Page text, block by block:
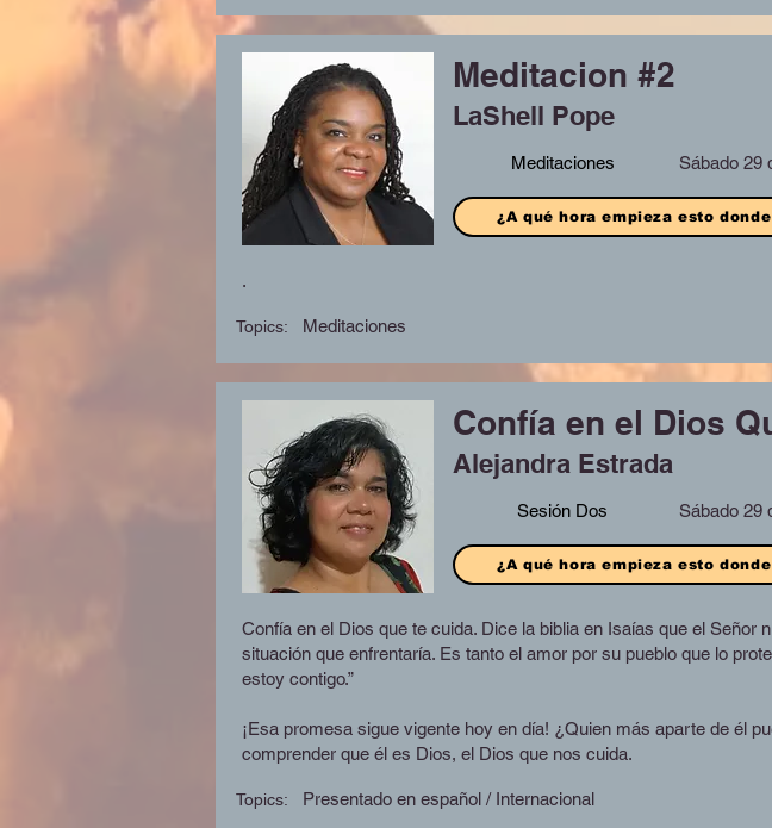
Meditacion #2
LaShell Pope
Meditaciones Sábado 29
¿A qué hora empieza esto
.
Meditaciones
Topics:
Confía en el Dios
Alejandra Estrada
Sesión Dos Sábado 29
¿A qué hora empieza esto
Confía en el Dios que te cuida. Dice la biblia en Isaías que el
situación que enfrentaría. Es tanto el amor por su pueblo que lo
estoy contigo.”
¡Esa promesa sigue vigente hoy en día! ¿Quien más aparte de él
comprender que él es Dios, el Dios que nos cuida.
Presentado en español / Internacional
Topics: